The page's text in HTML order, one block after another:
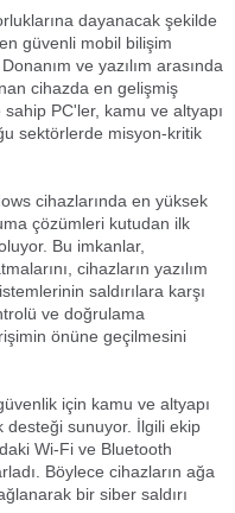
dayanacak şekilde
güvenli mobil bilişim
ve yazılım arasında
cihazda en gelişmiş
PC'ler, kamu ve altyapı
sektörlerde misyon-kritik
cihazlarında en yüksek
çözümleri kutudan ilk
Bu imkanlar,
cihazların yazılım
saldırılara karşı
ve doğrulama
önüne geçilmesini
için kamu ve altyapı
desteği sunuyor. İlgili ekip
Wi-Fi ve Bluetooth
Böylece cihazların ağa
bir siber saldırı